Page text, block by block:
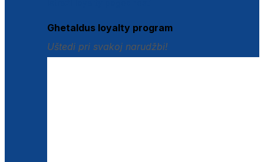
Ghetaldus loyalty program
Uštedi pri svakoj narudžbi!